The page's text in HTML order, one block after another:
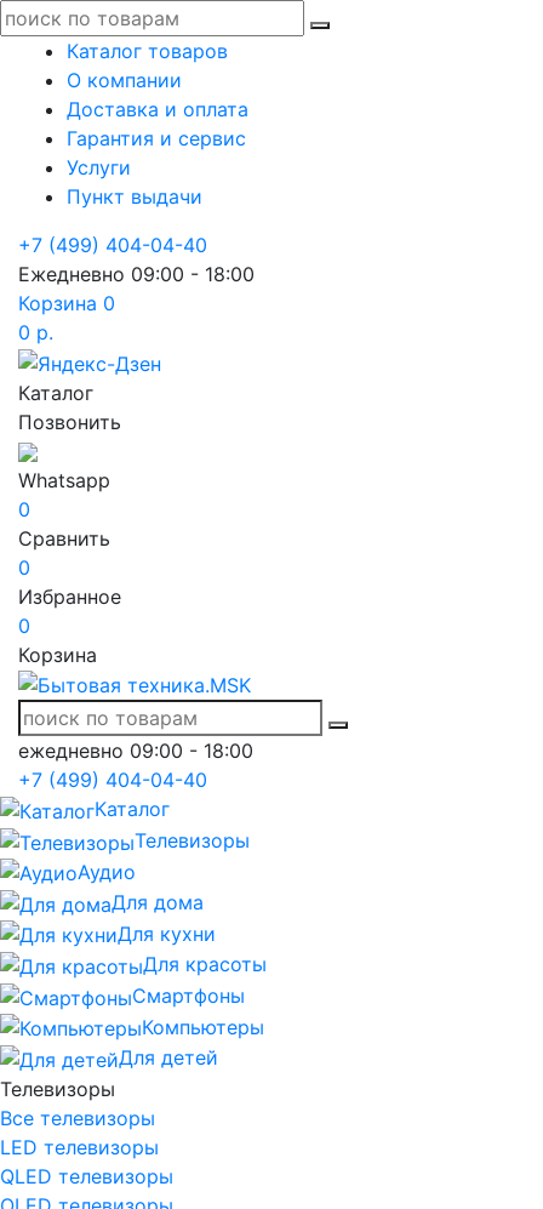
Каталог товаров
О компании
Доставка и оплата
Гарантия и сервис
Услуги
Пункт выдачи
+7 (499) 404-04-40
Ежедневно 09:00 - 18:00
Корзина 0
0 р.
Каталог
Позвонить
Whatsapp
0
Сравнить
0
Избранное
0
Корзина
ежедневно 09:00 - 18:00
+7 (499) 404-04-40
Каталог
Телевизоры
Аудио
Для дома
Для кухни
Для красоты
Смартфоны
Компьютеры
Для детей
Телевизоры
Все телевизоры
LED телевизоры
QLED телевизоры